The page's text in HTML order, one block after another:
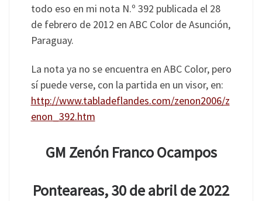
todo eso en mi nota N.º 392 publicada el 28
de febrero de 2012 en ABC Color de Asunción,
Paraguay.
La nota ya no se encuentra en ABC Color, pero
sí puede verse, con la partida en un visor, en:
http://www.tabladeflandes.com/zenon2006/z
enon_392.htm
GM Zenón Franco Ocampos
Ponteareas, 30 de abril de 2022